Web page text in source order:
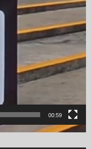
00:59